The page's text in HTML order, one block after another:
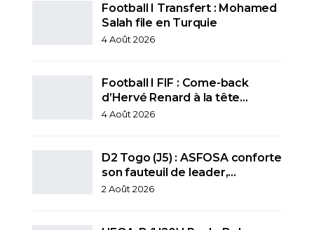
Football I Transfert : Mohamed
Salah file en Turquie
4 Août 2026
Football I FIF : Come-back
d’Hervé Renard à la tête…
4 Août 2026
D2 Togo (J5) : ASFOSA conforte
son fauteuil de leader,…
2 Août 2026